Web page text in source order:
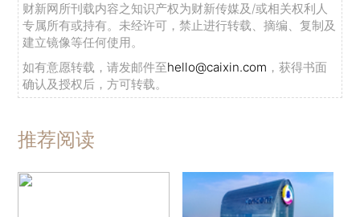
财新网所刊载内容之知识产权为财新传媒及/或相关权利人
专属所有或持有。未经许可，禁止进行转载、摘编、复制及
建立镜像等任何使用。
如有意愿转载，请发邮件至hello@caixin.com ，获得书面
确认及授权后，方可转载。
推荐阅读